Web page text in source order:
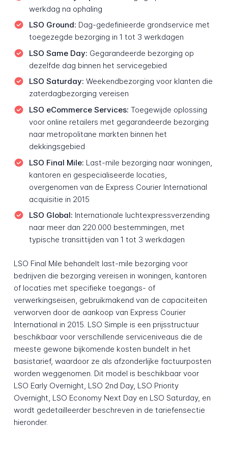
werkdag na ophaling
LSO Ground: Dag-gedefinieerde grondservice met
toegezegde bezorging in 1 tot 3 werkdagen
LSO Same Day: Gegarandeerde bezorging op
dezelfde dag binnen het servicegebied
LSO Saturday: Weekendbezorging voor klanten die
zaterdagbezorging vereisen
LSO eCommerce Services: Toegewijde oplossing
voor online retailers met gegarandeerde bezorging
naar metropolitane markten binnen het
dekkingsgebied
LSO Final Mile: Last-mile bezorging naar woningen,
kantoren en gespecialiseerde locaties,
overgenomen van de Express Courier International
acquisitie in 2015
LSO Global: Internationale luchtexpressverzending
naar meer dan 220.000 bestemmingen, met
typische transittijden van 1 tot 3 werkdagen
LSO Final Mile behandelt last-mile bezorging voor
bedrijven die bezorging vereisen in woningen, kantoren
of locaties met specifieke toegangs- of
verwerkingseisen, gebruikmakend van de capaciteiten
verworven door de aankoop van Express Courier
International in 2015. LSO Simple is een prijsstructuur
beschikbaar voor verschillende serviceniveaus die de
meeste gewone bijkomende kosten bundelt in het
basistarief, waardoor ze als afzonderlijke factuurposten
worden weggenomen. Dit model is beschikbaar voor
LSO Early Overnight, LSO 2nd Day, LSO Priority
Overnight, LSO Economy Next Day en LSO Saturday, en
wordt gedetailleerder beschreven in de tariefensectie
hieronder.